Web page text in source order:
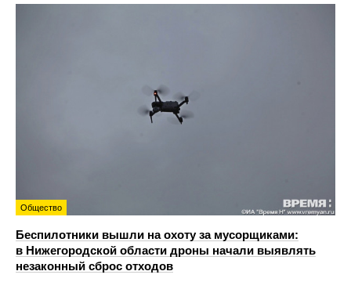
Общество
Беспилотники вышли на охоту за мусорщиками:
в Нижегородской области дроны начали выявлять
незаконный сброс отходов